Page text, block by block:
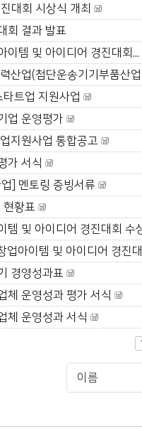
대회 시상식 개최
회 결과 발표
이템 및 아이디어 경진대회...
산업(첨단운송기기부품산
트업 지원사업
업 운영평가
지원사업 통합공고
가 서식
] 멘토링 증빙서류
현황표
템 및 아이디어 경진대회 수
아이템 및 아이디어 경진
경영성과표
체 운영성과 평가 서식
체 운영성과 서식